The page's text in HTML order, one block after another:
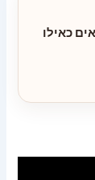
כאילו